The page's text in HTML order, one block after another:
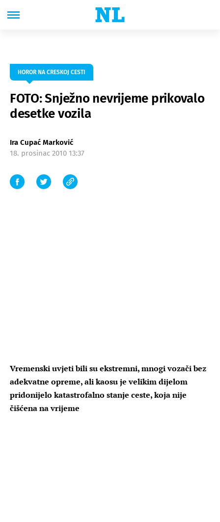
HOROR NA CRESKOJ CESTI
FOTO: Snježno nevrijeme prikovalo
desetke vozila
Ira Cupać Marković
18. prosinac 2010 13:37
Vremenski uvjeti bili su ekstremni, mnogi vozači bez
adekvatne opreme, ali kaosu je velikim dijelom
pridonijelo katastrofalno stanje ceste, koja nije
čišćena na vrijeme